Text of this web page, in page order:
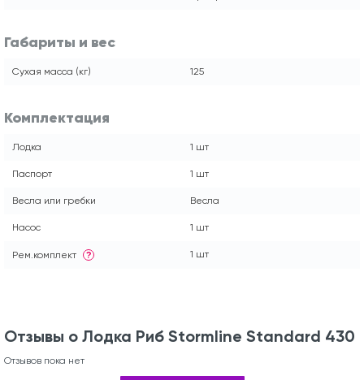
Габариты и вес
Сухая масса (кг) 125
Комплектация
Лодка 1 шт
Паспорт 1 шт
Весла или гребки Весла
Насос 1 шт
Рем.комплект ? 1 шт
Отзывы о Лодка Риб Stormline Standard 430
Отзывов пока нет